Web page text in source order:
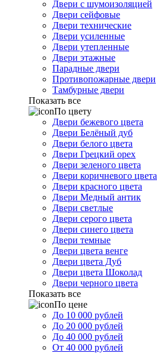
Двери с шумоизоляцией
Двери сейфовые
Двери технические
Двери усиленные
Двери утепленные
Двери этажные
Парадные двери
Противопожарные двери
Тамбурные двери
Показать все
По цвету
Двери бежевого цвета
Двери Белёный дуб
Двери белого цвета
Двери Грецкий орех
Двери зеленого цвета
Двери коричневого цвета
Двери красного цвета
Двери Медный антик
Двери светлые
Двери серого цвета
Двери синего цвета
Двери темные
Двери цвета венге
Двери цвета Дуб
Двери цвета Шоколад
Двери черного цвета
Показать все
По цене
До 10 000 рублей
До 20 000 рублей
До 40 000 рублей
От 40 000 рублей